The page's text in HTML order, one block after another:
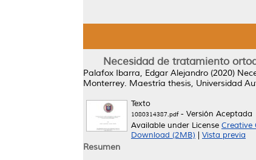
Necesidad de tratamiento
Palafox Ibarra, Edgar Alejandro (2020)
Monterrey. Maestría thesis, Universidad
Texto
1080314387.pdf- Versión Aceptada
Available under License Creative
Download (2MB)
Vista previa
Resumen